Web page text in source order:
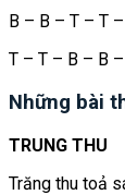
B – B – T – T
T – T – B – B
Những bài
TRUNG THU
Trăng thu toả